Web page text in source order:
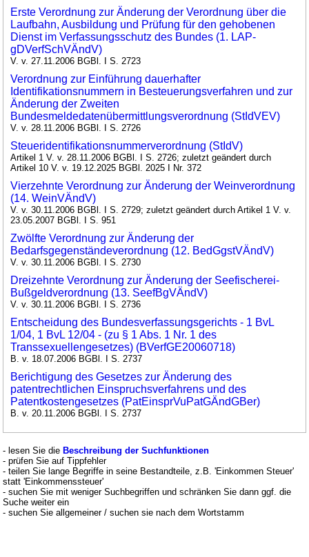
Erste Verordnung zur Änderung der Verordnung über die
Laufbahn, Ausbildung und Prüfung für den gehobenen
Dienst im Verfassungsschutz des Bundes (1. LAP-
gDVerfSchVÄndV)
V. v. 27.11.2006 BGBl. I S. 2723
Verordnung zur Einführung dauerhafter
Identifikationsnummern in Besteuerungsverfahren und zur
Änderung der Zweiten
Bundesmeldedatenübermittlungsverordnung (StIdVEV)
V. v. 28.11.2006 BGBl. I S. 2726
Steueridentifikationsnummerverordnung (StIdV)
Artikel 1 V. v. 28.11.2006 BGBl. I S. 2726; zuletzt geändert durch
Artikel 10 V. v. 19.12.2025 BGBl. 2025 I Nr. 372
Vierzehnte Verordnung zur Änderung der Weinverordnung
(14. WeinVÄndV)
V. v. 30.11.2006 BGBl. I S. 2729; zuletzt geändert durch Artikel 1 V. v.
23.05.2007 BGBl. I S. 951
Zwölfte Verordnung zur Änderung der
Bedarfsgegenständeverordnung (12. BedGgstVÄndV)
V. v. 30.11.2006 BGBl. I S. 2730
Dreizehnte Verordnung zur Änderung der Seefischerei-
Bußgeldverordnung (13. SeefBgVÄndV)
V. v. 30.11.2006 BGBl. I S. 2736
Entscheidung des Bundesverfassungsgerichts - 1 BvL
1/04, 1 BvL 12/04 - (zu § 1 Abs. 1 Nr. 1 des
Transsexuellengesetzes) (BVerfGE20060718)
B. v. 18.07.2006 BGBl. I S. 2737
Berichtigung des Gesetzes zur Änderung des
patentrechtlichen Einspruchsverfahrens und des
Patentkostengesetzes (PatEinsprVuPatGÄndGBer)
B. v. 20.11.2006 BGBl. I S. 2737
- lesen Sie dieBeschreibung der Suchfunktionen
- prüfen Sie auf Tippfehler
- teilen Sie lange Begriffe in seine Bestandteile, z.B. 'Einkommen Steuer'
statt 'Einkommenssteuer'
- suchen Sie mit weniger Suchbegriffen und schränken Sie dann ggf. die
Suche weiter ein
- suchen Sie allgemeiner / suchen sie nach dem Wortstamm